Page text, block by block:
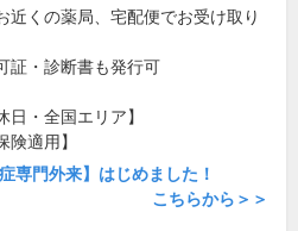
近くの薬局、宅配便でお受け取り
証・診断書も発行可
日・全国エリア】
険適用】
専門外来】はじめました！
こちらから＞＞